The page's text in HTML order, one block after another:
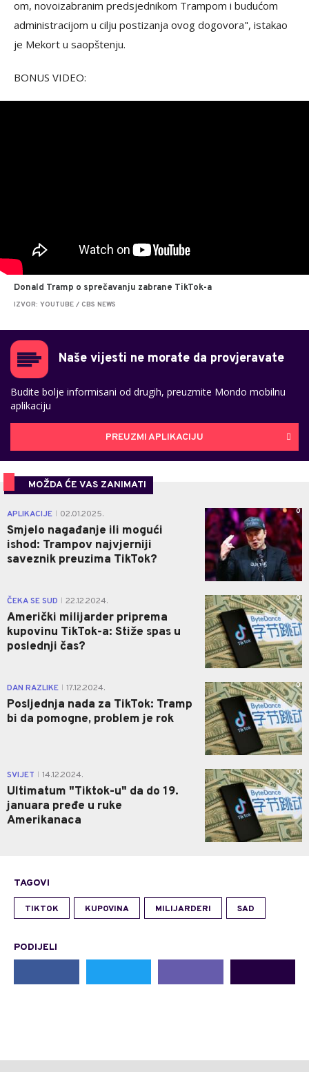
om, novoizabranim predsjednikom Trampom i budućom
administracijom u cilju postizanja ovog dogovora", istakao
je Mekort u saopštenju.
BONUS VIDEO:
Donald Tramp o sprečavanju zabrane TikTok-a
IZVOR: YOUTUBE / CBS NEWS
Naše vijesti ne morate da provjeravate
Budite bolje informisani od drugih, preuzmite Mondo mobilnu
aplikaciju
PREUZMI APLIKACIJU
MOŽDA ĆE VAS ZANIMATI
APLIKACIJE 02.01.2025.
Smjelo nagađanje ili mogući
ishod: Trampov najvjerniji
saveznik preuzima TikTok?
0
ČEKA SE SUD 22.12.2024.
Američki milijarder priprema
kupovinu TikTok-a: Stiže spas u
poslednji čas?
0
DAN RAZLIKE 17.12.2024.
Posljednja nada za TikTok: Tramp
bi da pomogne, problem je rok
0
SVIJET 14.12.2024.
Ultimatum "Tiktok-u" da do 19.
januara pređe u ruke
Amerikanaca
0
TAGOVI
TIKTOK KUPOVINA MILIJARDERI SAD
PODIJELI